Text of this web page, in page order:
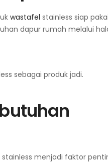
wastafel stainless siap
dapur rumah melalui
sebagai produk jadi.
menjadi faktor